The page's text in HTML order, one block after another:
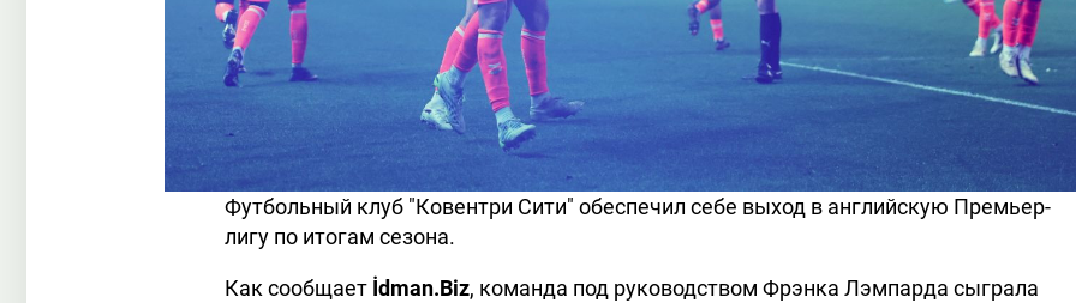
Футбольный клуб "Ковентри Сити" обеспечил себе выход в английскую Премьер-
лигу по итогам сезона.
Как сообщает İdman.Biz, команда под руководством Фрэнка Лэмпарда сыграла